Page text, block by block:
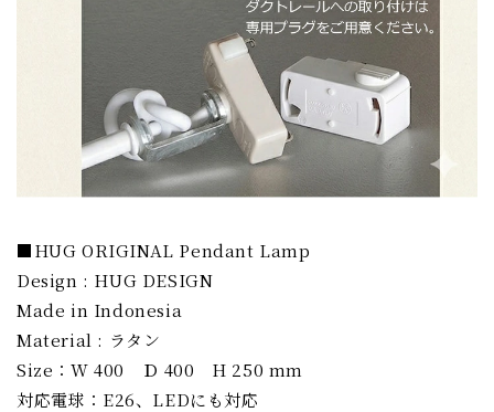
■HUG ORIGINAL Pendant Lamp
Design : HUG DESIGN
Made in Indonesia
Material : ラタン
Size：W 400 Ｄ 400 H 250 mm
対応電球：E26、LEDにも対応